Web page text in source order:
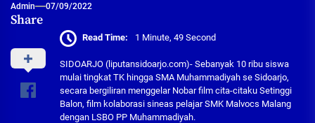
Admin 07/09/2022
Share
Read Time: 1 Minute, 49 Second
SIDOARJO (liputansidoarjo.com)- Sebanyak 10 ribu siswa
mulai tingkat TK hingga SMA Muhammadiyah se Sidoarjo,
secara bergiliran menggelar Nobar film cita-citaku Setinggi
Balon, film kolaborasi sineas pelajar SMK Malvocs Malang
dengan LSBO PP Muhammadiyah.